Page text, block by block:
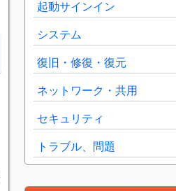
起動サインイン
システム
復旧・修復・復元
ネットワーク・共用
セキュリティ
トラブル、問題